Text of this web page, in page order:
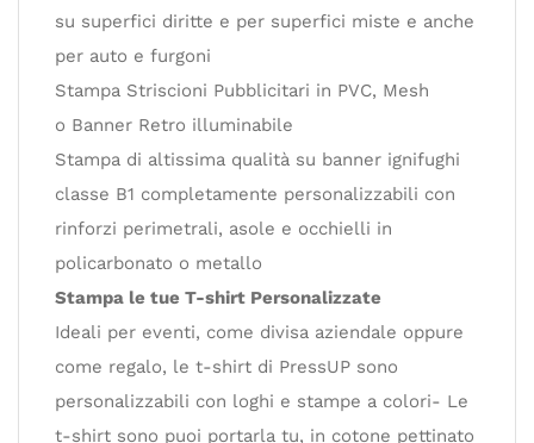
su superfici diritte e per superfici miste e anche
per auto e furgoni
Stampa Striscioni Pubblicitari in PVC, Mesh
o Banner Retro illuminabile
Stampa di altissima qualità su banner ignifughi
classe B1 completamente personalizzabili con
rinforzi perimetrali, asole e occhielli in
policarbonato o metallo
Stampa le tue T-shirt Personalizzate
Ideali per eventi, come divisa aziendale oppure
come regalo, le t-shirt di PressUP sono
personalizzabili con loghi e stampe a colori- Le
t-shirt sono puoi portarla tu, in cotone pettinato